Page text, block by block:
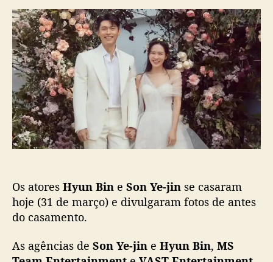
r
d
o
p
o
s
t
d
e
p
u
b
l
i
c
a
y
u
n
B
i
n
e
S
o
n
Y
j
i
v
Os atores Hyun Bin e Son Ye-jin se casaram
hoje (31 de março) e divulgaram fotos de antes
do casamento.
As agências de Son Ye-jin e Hyun Bin, MS